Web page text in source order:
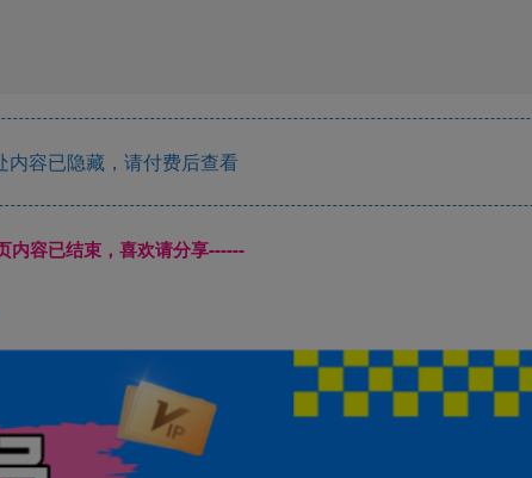
内容已隐藏，请付费后查看
内容已结束，喜欢请分享------